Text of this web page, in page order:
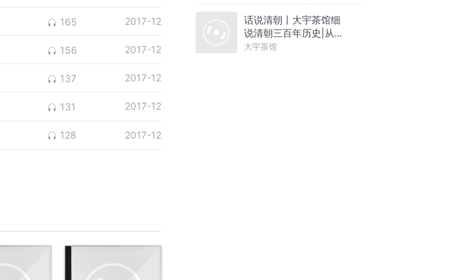
165 2017-12
156 2017-12
137 2017-12
131 2017-12
128 2017-12
话说清朝丨大宇茶馆细
说清朝三百年历史|从努
尔哈赤到末代皇帝溥仪|
大宇茶馆